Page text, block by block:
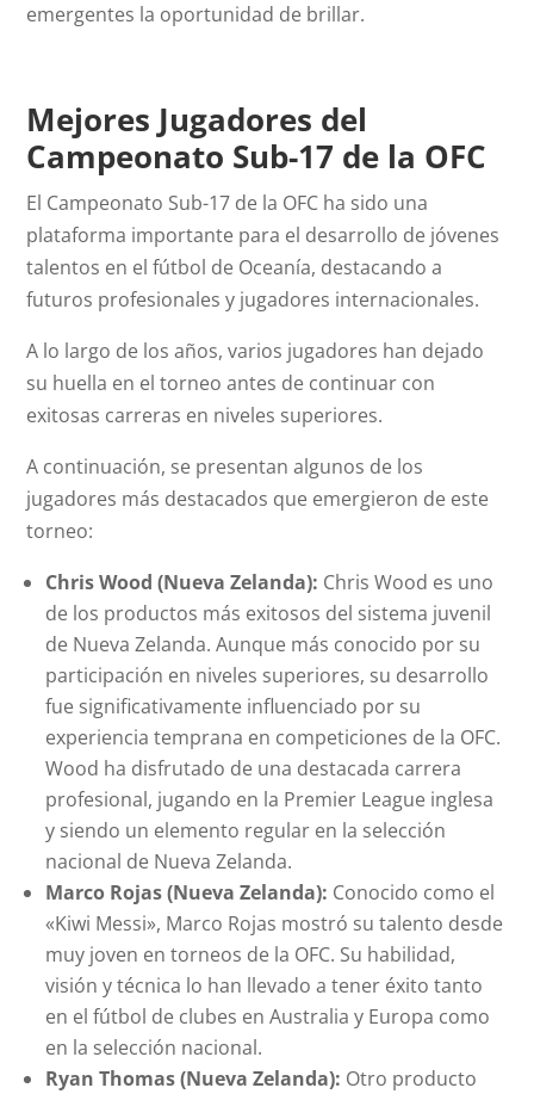
emergentes la oportunidad de brillar.
Mejores Jugadores del
Campeonato Sub-17 de la OFC
El Campeonato Sub-17 de la OFC ha sido una
plataforma importante para el desarrollo de jóvenes
talentos en el fútbol de Oceanía, destacando a
futuros profesionales y jugadores internacionales.
A lo largo de los años, varios jugadores han dejado
su huella en el torneo antes de continuar con
exitosas carreras en niveles superiores.
A continuación, se presentan algunos de los
jugadores más destacados que emergieron de este
torneo:
Chris Wood (Nueva Zelanda): Chris Wood es uno
de los productos más exitosos del sistema juvenil
de Nueva Zelanda. Aunque más conocido por su
participación en niveles superiores, su desarrollo
fue significativamente influenciado por su
experiencia temprana en competiciones de la OFC.
Wood ha disfrutado de una destacada carrera
profesional, jugando en la Premier League inglesa
y siendo un elemento regular en la selección
nacional de Nueva Zelanda.
Marco Rojas (Nueva Zelanda): Conocido como el
«Kiwi Messi», Marco Rojas mostró su talento desde
muy joven en torneos de la OFC. Su habilidad,
visión y técnica lo han llevado a tener éxito tanto
en el fútbol de clubes en Australia y Europa como
en la selección nacional.
Ryan Thomas (Nueva Zelanda): Otro producto